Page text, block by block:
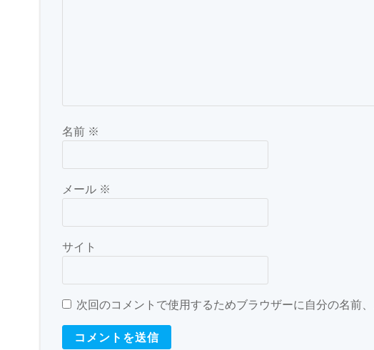
名前 ※
メール ※
サイト
次回のコメントで使用するためブラウザーに自分の名前